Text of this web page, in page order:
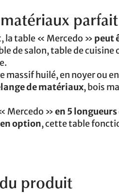
parfait
la table « Mercedo » peut
de salon, table de
massif huilé, en noyer ou
de matériaux, bois
Mercedo »en 5
option, cette table
du produit